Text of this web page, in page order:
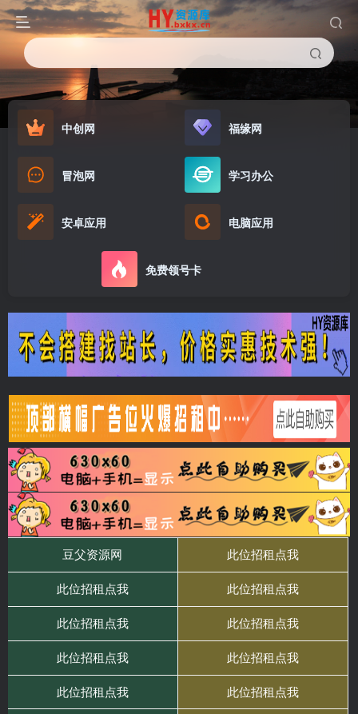
中创网 福缘网
冒泡网 学习办公
安卓应用 电脑应用
免费领号卡